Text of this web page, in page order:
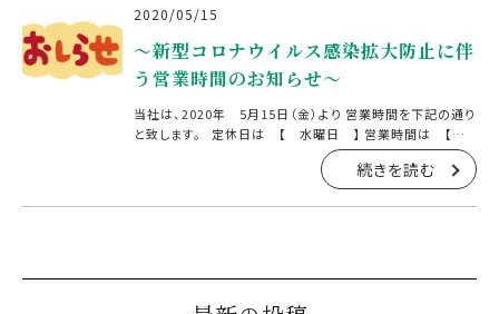
2020/05/15
～新型コロナウイルス感染拡大防止に伴
う営業時間のお知らせ～
当社は、2020年 5月15日（金）より 営業時間を下記の通り
と致します。 定休日は 【 水曜日 】 営業時間は 【
10：00～18：00 】 尚、新型コロナウイルス感染症の拡大
続きを読む